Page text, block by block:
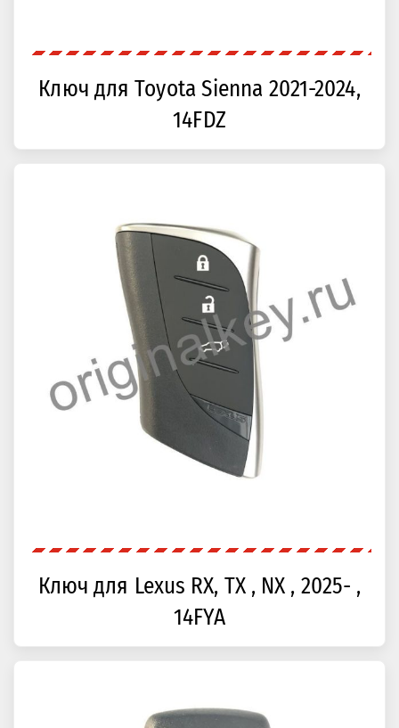
Ключ для Toyota Sienna 2021-2024,
14FDZ
Ключ для Lexus RX, TX , NX , 2025- ,
14FYA